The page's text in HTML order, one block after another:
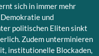
sich in immer mehr
und
politischen Eliten sinkt
Zudem unterminieren
institutionelle Blockaden,